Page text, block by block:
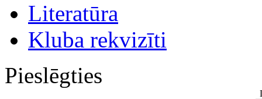
Literatūra
Kluba rekvizīti
Pieslēgties